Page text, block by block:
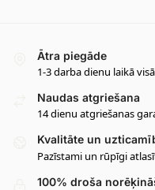
Ātra piegāde
1-3 darba dienu laikā
Naudas atgriešana
14 dienu atgriešanas
Kvalitāte un
Pazīstami un rūpīgi
100% droša